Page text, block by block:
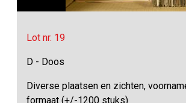
Lot nr. 19
D - Doos
Diverse plaatsen en zichten,
formaat (+/-1200 stuks)